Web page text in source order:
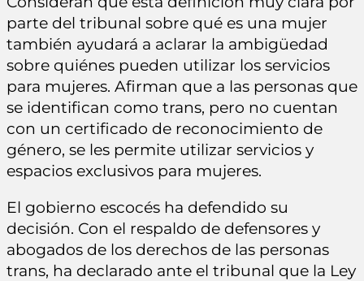
parte del tribunal sobre qué es una mujer
también ayudará a aclarar la ambigüedad
sobre quiénes pueden utilizar los servicios
para mujeres. Afirman que a las personas que
se identifican como trans, pero no cuentan
con un certificado de reconocimiento de
género, se les permite utilizar servicios y
espacios exclusivos para mujeres.
El gobierno escocés ha defendido su
decisión. Con el respaldo de defensores y
abogados de los derechos de las personas
trans, ha declarado ante el tribunal que la Ley